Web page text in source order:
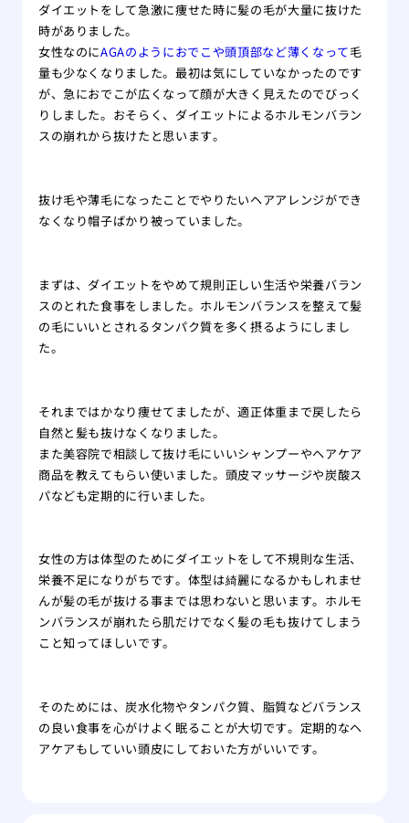
ダイエットをして急激に痩せた時に髪の毛が大量に抜けた
時がありました。
女性なのにAGAのようにおでこや頭頂部など薄くなって毛
量も少なくなりました。最初は気にしていなかったのです
が、急におでこが広くなって顔が大きく見えたのでびっく
りしました。おそらく、ダイエットによるホルモンバラン
スの崩れから抜けたと思います。
抜け毛や薄毛になったことでやりたいヘアアレンジができ
なくなり帽子ばかり被っていました。
まずは、ダイエットをやめて規則正しい生活や栄養バラン
スのとれた食事をしました。ホルモンバランスを整えて髪
の毛にいいとされるタンパク質を多く摂るようにしまし
た。
それまではかなり痩せてましたが、適正体重まで戻したら
自然と髪も抜けなくなりました。
また美容院で相談して抜け毛にいいシャンプーやヘアケア
商品を教えてもらい使いました。頭皮マッサージや炭酸ス
パなども定期的に行いました。
女性の方は体型のためにダイエットをして不規則な生活、
栄養不足になりがちです。体型は綺麗になるかもしれませ
んが髪の毛が抜ける事までは思わないと思います。ホルモ
ンバランスが崩れたら肌だけでなく髪の毛も抜けてしまう
こと知ってほしいです。
そのためには、炭水化物やタンパク質、脂質などバランス
の良い食事を心がけよく眠ることが大切です。定期的なヘ
アケアもしていい頭皮にしておいた方がいいです。